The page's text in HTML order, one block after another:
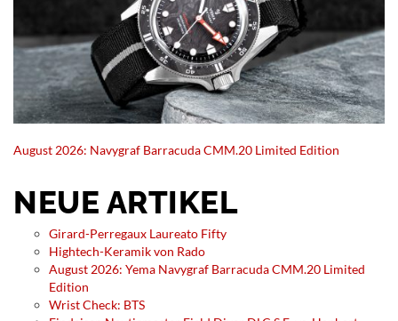
August 2026: Navygraf Barracuda CMM.20 Limited Edition
NEUE ARTIKEL
Girard-Perregaux Laureato Fifty
Hightech-Keramik von Rado
August 2026: Yema Navygraf Barracuda CMM.20 Limited
Edition
Wrist Check: BTS